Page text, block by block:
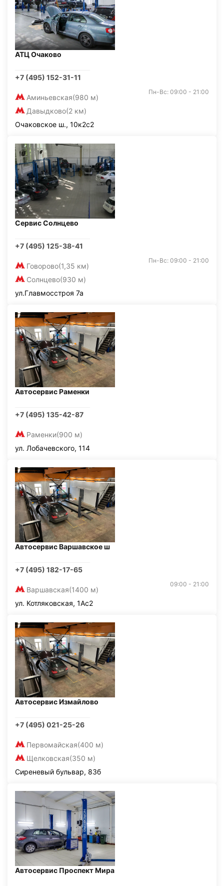
АТЦ Очаково
+7 (495) 152-31-11
Аминьевская(980 м)
Давыдково(2 км)
Пн-Вс: 09:00 - 21:00
Очаковское ш., 10к2с2
Сервис Солнцево
+7 (495) 125-38-41
Говорово(1,35 км)
Солнцево(930 м)
Пн-Вс: 09:00 - 21:00
ул.Главмосстроя 7а
Автосервис Раменки
+7 (495) 135-42-87
Раменки(900 м)
ул. Лобачевского, 114
Автосервис Варшавское ш
+7 (495) 182-17-65
Варшавская(1400 м)
09:00 - 21:00
ул. Котляковская, 1Ас2
Автосервис Измайлово
+7 (495) 021-25-26
Первомайская(400 м)
Щелковская(350 м)
Сиреневый бульвар, 83б
Автосервис Проспект Мира